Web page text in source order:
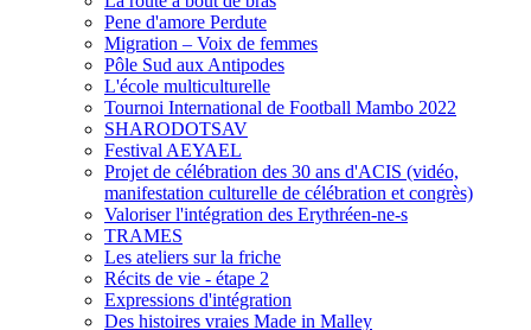
Pene d'amore Perdute
Migration – Voix de femmes
Pôle Sud aux Antipodes
L'école multiculturelle
Tournoi International de Football Mambo 2022
SHARODOTSAV
Festival AEYAEL
Projet de célébration des 30 ans d'ACIS (vidéo,
manifestation culturelle de célébration et congrès)
Valoriser l'intégration des Erythréen-ne-s
TRAMES
Les ateliers sur la friche
Récits de vie - étape 2
Expressions d'intégration
Des histoires vraies Made in Malley